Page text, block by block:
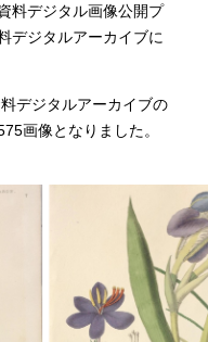
料デジタル画像公開プ
デジタルアーカイブに
デジタルアーカイブの
画像となりました。